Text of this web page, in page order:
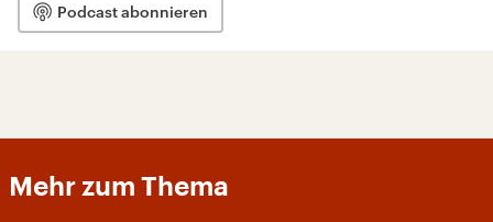
Podcast abonnieren
Mehr zum Thema